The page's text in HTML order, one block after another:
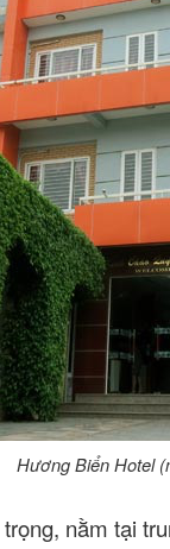
Hương Biển Hotel
nằm tại